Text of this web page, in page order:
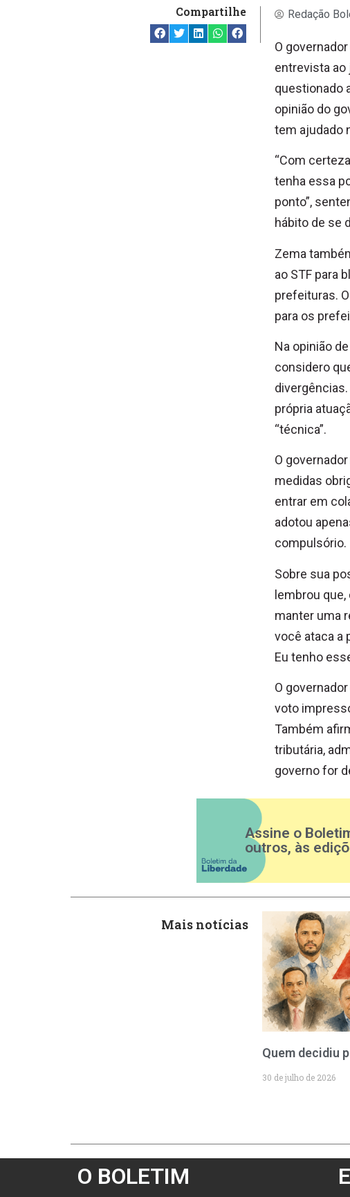
Compartilhe Redação
O
entrevista ao
questionado
opinião do
tem ajudado
“Com
tenha essa
ponto”,
hábito de se
Zema
ao STF para
prefeituras.
para os
Na opinião
considero
divergências.
própria
“técnica”.
O
medidas
entrar em
adotou
compulsório.
Sobre sua
lembrou
manter uma
você ataca a
Eu tenho
O
voto
Também
tributária,
governo for
Assine o
outros, às
Mais notícias
Quem decidiu
30 de julho de 2026
O BOLETIM